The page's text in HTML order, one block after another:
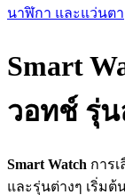
นาฬิกา และแว่นตา
Smart
วอทช์ รุ่
Smart Watch การ
และรุ่นต่างๆ เริ่ม